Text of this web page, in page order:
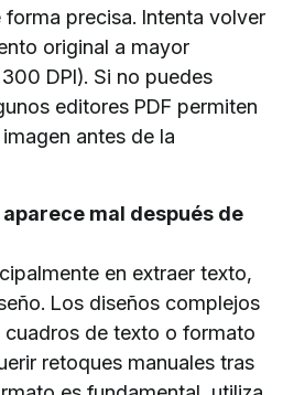
precisa. Intenta volver
original a mayor
DPI). Si no puedes
editores PDF permiten
antes de la
mal después de
en extraer texto,
Los diseños complejos
de texto o formato
retoques manuales tras